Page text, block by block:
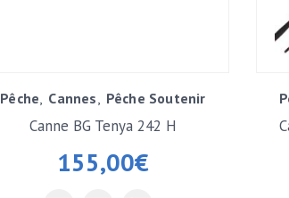
Pêche Cannes Pêche Soutenir
155,00€
Canne BG Tenya 242 H